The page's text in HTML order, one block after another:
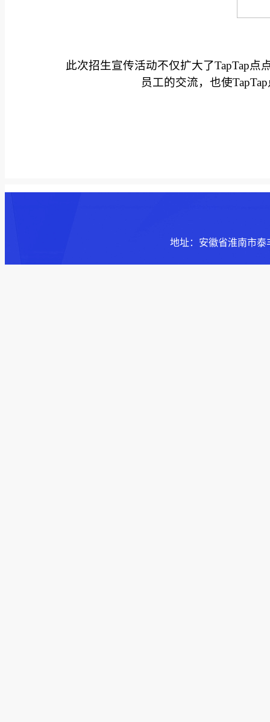
此次招生宣传活动不仅扩大了​TapTap
员工的交流，也使​
地址：安徽省淮南市泰